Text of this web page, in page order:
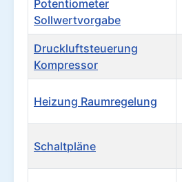
Potentiometer
Sollwertvorgabe
Druckluftsteuerung
Kompressor
Heizung Raumregelung
Schaltpläne